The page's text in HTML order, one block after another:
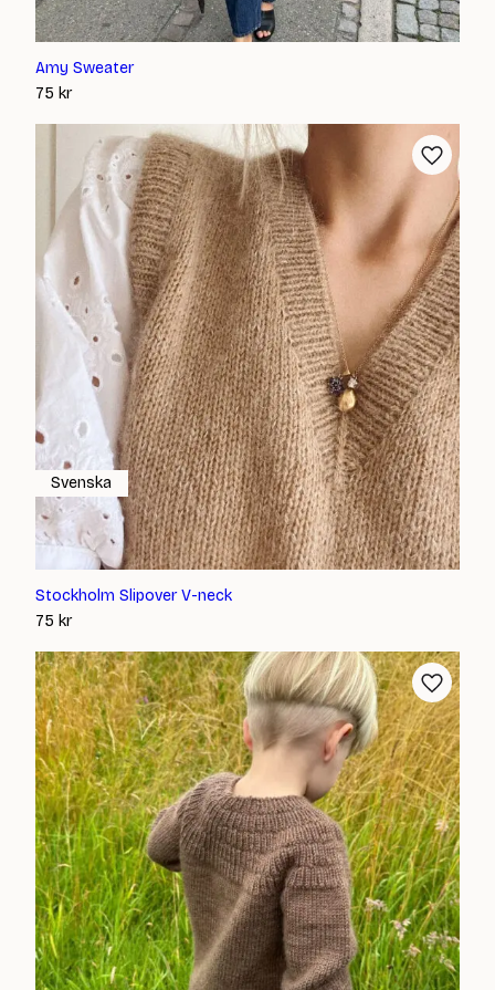
Amy Sweater
75 kr
Stockholm Slipover V-neck
75 kr
Svenska